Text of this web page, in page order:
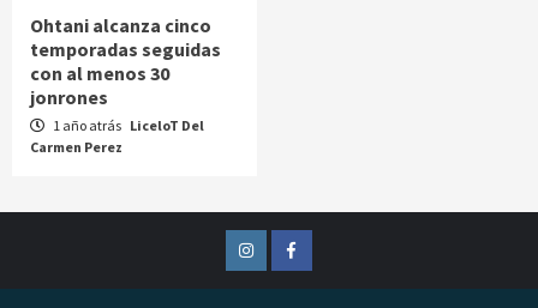
Ohtani alcanza cinco
temporadas seguidas
con al menos 30
jonrones
1 año atrás LiceloT Del
Carmen Perez
InstagramFacebook